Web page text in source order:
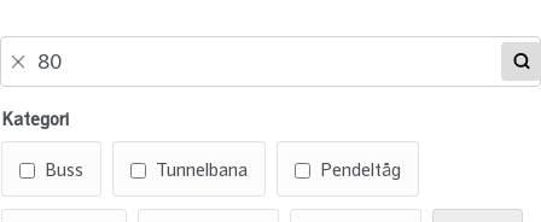
Kategori
Buss Tunnelbana Pendeltåg